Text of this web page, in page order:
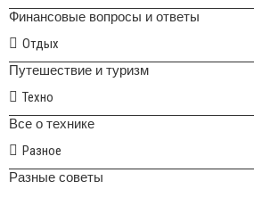
Финансовые вопросы и ответы
Отдых
Путешествие и туризм
Техно
Все о технике
Разное
Разные советы